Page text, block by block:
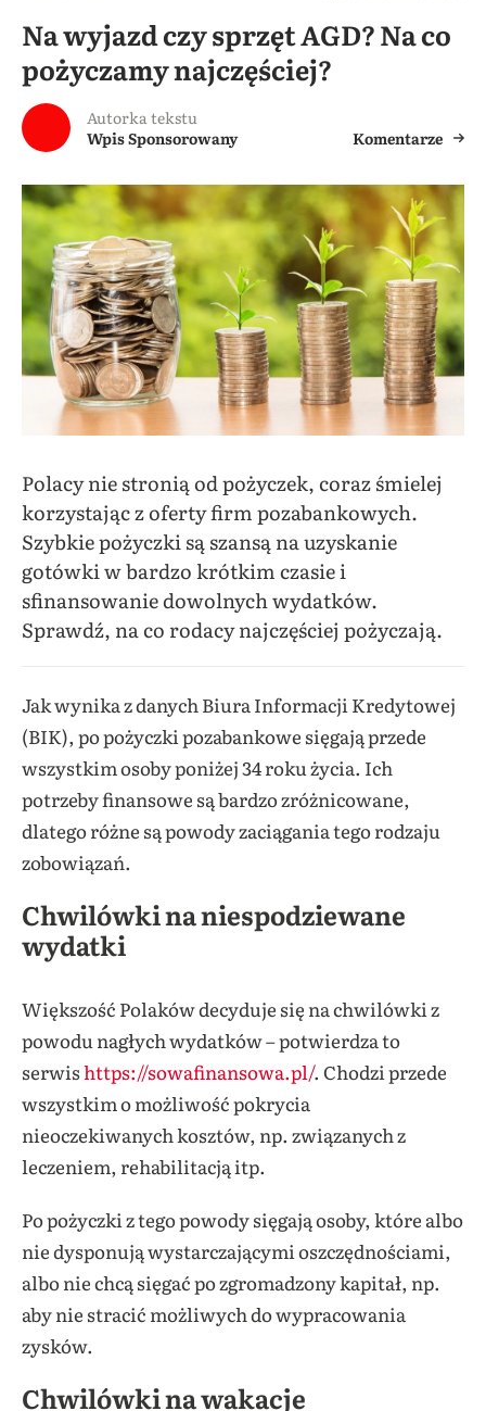
Na wyjazd czy sprzęt AGD? Na co
pożyczamy najczęściej?
Autorka tekstu
Wpis Sponsorowany
Komentarze
Polacy nie stronią od pożyczek, coraz śmielej
korzystając z oferty firm pozabankowych.
Szybkie pożyczki są szansą na uzyskanie
gotówki w bardzo krótkim czasie i
sfinansowanie dowolnych wydatków.
Sprawdź, na co rodacy najczęściej pożyczają.
Jak wynika z danych Biura Informacji Kredytowej
(BIK), po pożyczki pozabankowe sięgają przede
wszystkim osoby poniżej 34 roku życia. Ich
potrzeby finansowe są bardzo zróżnicowane,
dlatego różne są powody zaciągania tego rodzaju
zobowiązań.
Chwilówki na niespodziewane
wydatki
Większość Polaków decyduje się na chwilówki z
powodu nagłych wydatków – potwierdza to
serwishttps://sowafinansowa.pl/. Chodzi przede
wszystkim o możliwość pokrycia
nieoczekiwanych kosztów, np. związanych z
leczeniem, rehabilitacją itp.
Po pożyczki z tego powody sięgają osoby, które albo
nie dysponują wystarczającymi oszczędnościami,
albo nie chcą sięgać po zgromadzony kapitał, np.
aby nie stracić możliwych do wypracowania
zysków.
Chwilówki na wakacje